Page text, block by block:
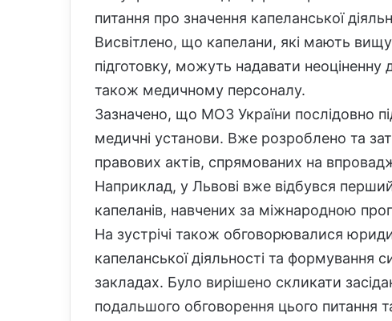
питання про значення капеланської
Висвітлено, що капелани, які мають вищу
підготовку, можуть надавати неоціненну
також медичному персоналу.
Зазначено, що МОЗ України послідовно
медичні установи. Вже розроблено та
правових актів, спрямованих на
Наприклад, у Львові вже відбувся
капеланів, навчених за міжнародною
На зустрічі також обговорювалися
капеланської діяльності та формування
закладах. Було вирішено скликати
подальшого обговорення цього питання